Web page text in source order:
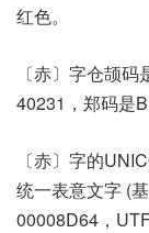
红色。
〔赤〕字仓颉
40231，郑码是
〔赤〕字的
统一表意文字 (
00008D64，